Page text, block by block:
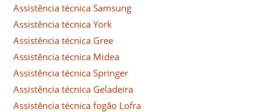
Assistência técnica Samsung
Assistência técnica York
Assistência técnica Gree
Assistência técnica Midea
Assistência técnica Springer
Assistência técnica Geladeira
Assistência técnica fogão Lofra